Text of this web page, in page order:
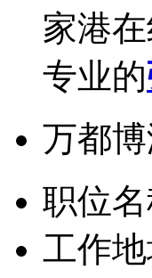
家港
专业的
万都
职位
工作